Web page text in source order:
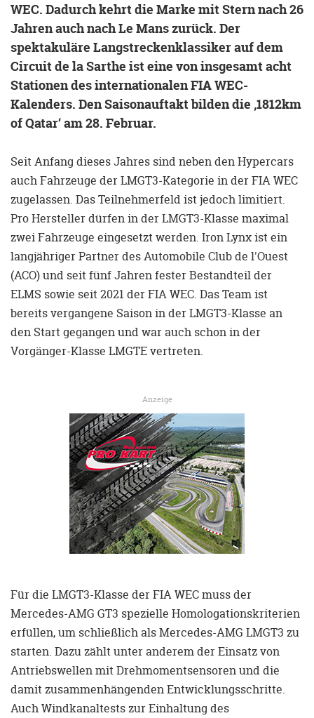
WEC. Dadurch kehrt die Marke mit Stern nach 26
Jahren auch nach Le Mans zurück. Der
spektakuläre Langstreckenklassiker auf dem
Circuit de la Sarthe ist eine von insgesamt acht
Stationen des internationalen FIA WEC-
Kalenders. Den Saisonauftakt bilden die ‚1812km
of Qatar‘ am 28. Februar.
Seit Anfang dieses Jahres sind neben den Hypercars
auch Fahrzeuge der LMGT3-Kategorie in der FIA WEC
zugelassen. Das Teilnehmerfeld ist jedoch limitiert.
Pro Hersteller dürfen in der LMGT3-Klasse maximal
zwei Fahrzeuge eingesetzt werden. Iron Lynx ist ein
langjähriger Partner des Automobile Club de l'Ouest
(ACO) und seit fünf Jahren fester Bestandteil der
ELMS sowie seit 2021 der FIA WEC. Das Team ist
bereits vergangene Saison in der LMGT3-Klasse an
den Start gegangen und war auch schon in der
Vorgänger-Klasse LMGTE vertreten.
Anzeige
Für die LMGT3-Klasse der FIA WEC muss der
Mercedes-AMG GT3 spezielle Homologationskriterien
erfüllen, um schließlich als Mercedes-AMG LMGT3 zu
starten. Dazu zählt unter anderem der Einsatz von
Antriebswellen mit Drehmomentsensoren und die
damit zusammenhängenden Entwicklungsschritte.
Auch Windkanaltests zur Einhaltung des